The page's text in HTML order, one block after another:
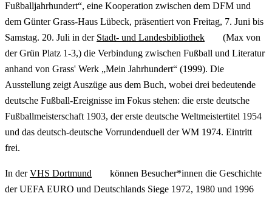
Fußballjahrhundert“, eine Kooperation zwischen dem DFM und
dem Günter Grass-Haus Lübeck, präsentiert von Freitag, 7. Juni bis
Samstag. 20. Juli in der Stadt- und Landesbibliothek
(Max von
der Grün Platz 1-3,) die Verbindung zwischen Fußball und Literatur
anhand von Grass' Werk „Mein Jahrhundert“ (1999). Die
Ausstellung zeigt Auszüge aus dem Buch, wobei drei bedeutende
deutsche Fußball-Ereignisse im Fokus stehen: die erste deutsche
Fußballmeisterschaft 1903, der erste deutsche Weltmeistertitel 1954
und das deutsch-deutsche Vorrundenduell der WM 1974. Eintritt
frei.
In derVHS Dortmund
können Besucher*innen die Geschichte
der UEFA EURO und Deutschlands Siege 1972, 1980 und 1996